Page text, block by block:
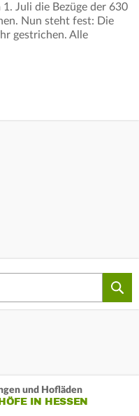
Juli die Bezüge der 630
Nun steht fest: Die
gestrichen. Alle
und Hofläden
IN HESSEN